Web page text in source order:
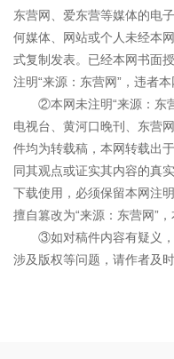
东营网、爱东营等媒体的电
何媒体、网站或个人未经本
式复制发表。已经本网书面
注明“来源：东营网”，违者本
②本网未注明“来源：东
电视台、黄河口晚刊、东营
件均为转载稿，本网转载出
同其观点或证实其内容的真
下载使用，必须保留本网注
擅自篡改为“来源：东营网”
③如对稿件内容有疑义
涉及版权等问题，请作者及